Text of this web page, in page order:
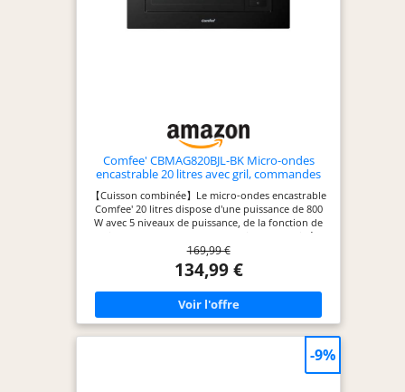
Comfee' CBMAG820BJL-BK Micro-ondes
encastrable 20 litres avec gril, commandes
numériques, 8 niveaux de puissance, dégel
rapide et 8 menus automatiques, noir
【Cuisson combinée】Le micro-ondes encastrable
Comfee' 20 litres dispose d'une puissance de 800
W avec 5 niveaux de puissance, de la fonction de
gril 1000 W, et d'un mode de cuisson combinée
pour personnaliser votre cuisson et préparer une
grande variété de plats pour toute la famille. 【8
Menus préréglés】Le micro-ondes encastrable
Comfee dispose de 8 menus préréglés de cuisson,
permettant une cuisson pratique et rapide d'une
seule touche pour pizzas, viandes, légumes, pâtes,
pommes de terre, poissons, boissons, pop-corn et
et préparez vos plats à la perfection. 【Facile à
utiliser】Le panneau de commande et l'affichage
169,99 €
134,99 €
-9%